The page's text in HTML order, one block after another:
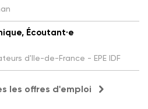
Écoutant·e
d'Ile-de-France - EPE IDF
les offres d'emploi